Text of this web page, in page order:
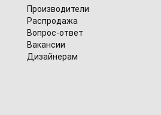
Производители
Распродажа
Вопрос-ответ
Вакансии
Дизайнерам